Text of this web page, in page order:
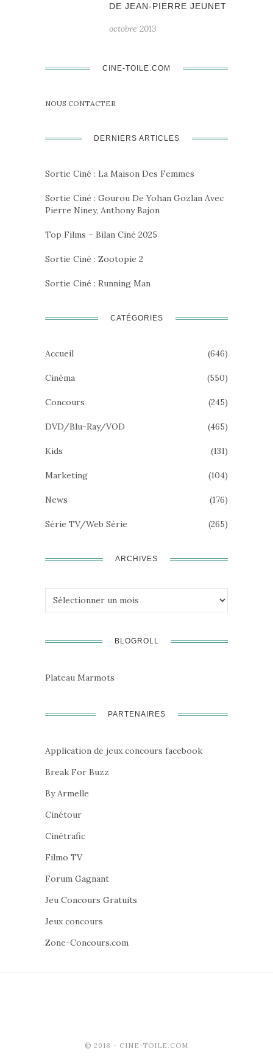
DE JEAN-PIERRE JEUNET
octobre 2013
CINE-TOILE.COM
NOUS CONTACTER
DERNIERS ARTICLES
Sortie Ciné : La Maison Des Femmes
Sortie Ciné : Gourou De Yohan Gozlan Avec
Pierre Niney, Anthony Bajon
Top Films – Bilan Ciné 2025
Sortie Ciné : Zootopie 2
Sortie Ciné : Running Man
CATÉGORIES
Accueil (646)
Cinéma (550)
Concours (245)
DVD/Blu-Ray/VOD (465)
Kids (131)
Marketing (104)
News (176)
Série TV/Web Série (265)
ARCHIVES
Archives
BLOGROLL
Plateau Marmots
PARTENAIRES
Application de jeux concours facebook
Break For Buzz
By Armelle
Cinétour
Cinétrafic
Filmo TV
Forum Gagnant
Jeu Concours Gratuits
Jeux concours
Zone-Concours.com
© 2018 - CINE-TOILE.COM